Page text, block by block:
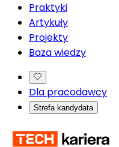
Praktyki
Artykuły
Projekty
Baza wiedzy
Dla pracodawcy
Strefa kandydata